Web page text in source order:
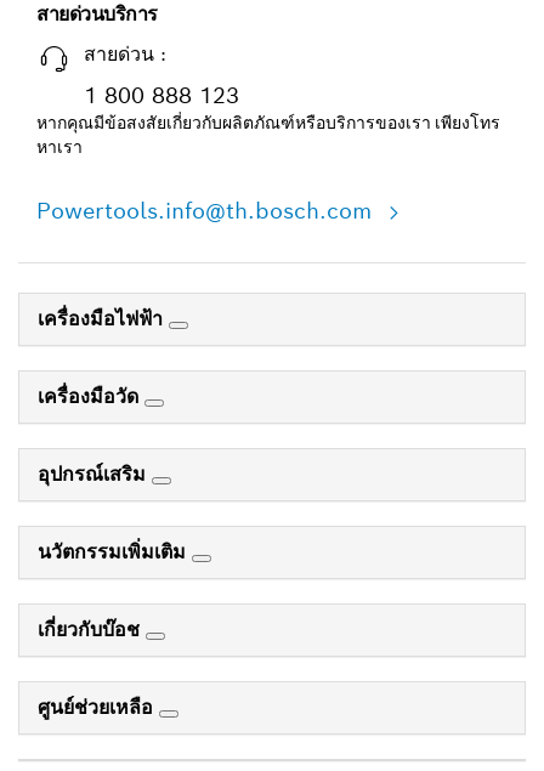
สายด่วนบริการ
สายด่วน :
1 800 888 123
หากคุณมีข้อสงสัยเกี่ยวกับผลิตภัณฑ์หรือบริการของเรา เพียงโทร
หาเรา
Powertools.info@th.bosch.com
เครื่องมือไฟฟ้า
เครื่องมือวัด
อุปกรณ์เสริม
นวัตกรรมเพิ่มเติม
เกี่ยวกับบ๊อช
ศูนย์ช่วยเหลือ